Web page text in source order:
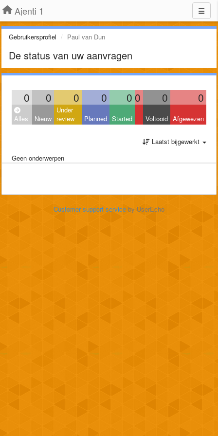
Ajenti 1
Gebruikersprofiel Paul van Dun
De status van uw aanvragen
0 0 0 0 0 0 0 0
Alles Nieuw
Under
review
Planned Started Voltooid Afgewezen
Laatst bijgewerkt
Geen onderwerpen
Customer support service by UserEcho